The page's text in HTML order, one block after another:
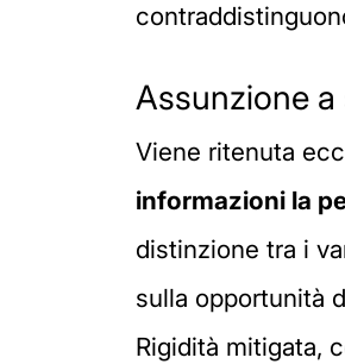
Assunzione
Viene ritenuta
informazioni la
distinzione tra i
sulla opportunità
Rigidità mitigata,